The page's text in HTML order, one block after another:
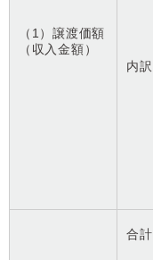
（1）譲渡価額
（収入金額）
内訳
合計